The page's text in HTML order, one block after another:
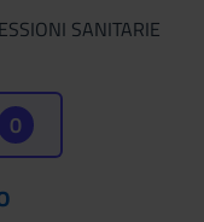
SANITARIE
0